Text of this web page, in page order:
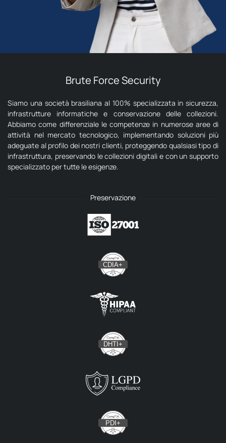
Brute Force Security
Siamo una società brasiliana al 100% specializzata in sicurezza,
infrastrutture informatiche e conservazione delle collezioni.
Abbiamo come differenziale le competenze in numerose aree di
attività nel mercato tecnologico, implementando soluzioni più
adeguate al profilo dei nostri clienti, proteggendo qualsiasi tipo di
infrastruttura, preservando le collezioni digitali e con un supporto
specializzato per tutte le esigenze.
Preservazione